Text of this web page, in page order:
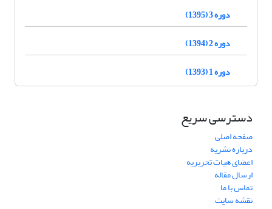
دوره 3 (1395)
دوره 2 (1394)
دوره 1 (1393)
دسترسی سریع
صفحه اصلی
درباره نشریه
اعضای هیات تحریریه
ارسال مقاله
تماس با ما
نقشه سایت